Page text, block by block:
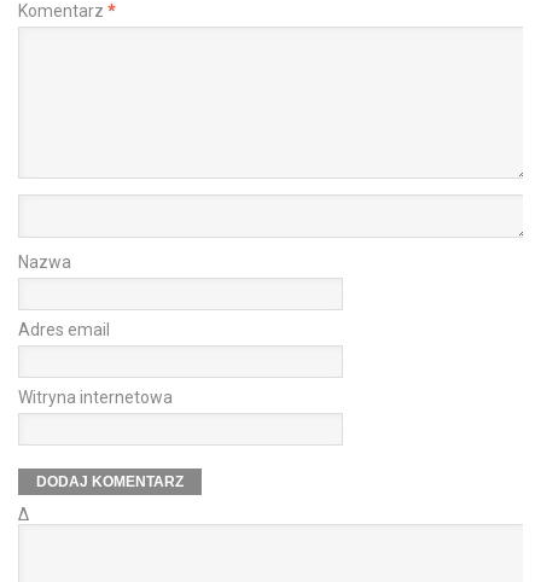
Komentarz *
Nazwa
Adres email
Witryna internetowa
Δ